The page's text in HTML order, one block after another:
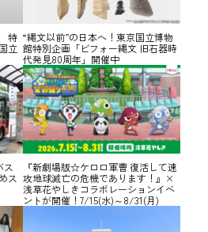
特
立
“縄文以前”の日本へ！東京国立博物
館特別企画「ビフォー縄文 旧石器時
代発見80周年」開催中
ス
ス
『新劇場版☆ケロロ軍曹 復活して速
攻地球滅亡の危機であります！』×
浅草花やしきコラボレーションイベ
ントが開催！7/15(水)～8/31(月)